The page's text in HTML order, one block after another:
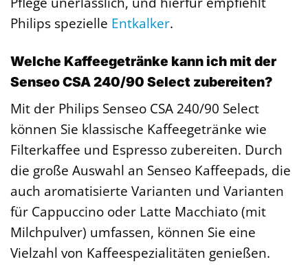
Philips spezielle Entkalker.
Welche Kaffeegetränke kann ich mit der
Senseo CSA 240/90 Select zubereiten?
Mit der Philips Senseo CSA 240/90 Select
können Sie klassische Kaffeegetränke wie
Filterkaffee und Espresso zubereiten. Durch
die große Auswahl an Senseo Kaffeepads, die
auch aromatisierte Varianten und Varianten
für Cappuccino oder Latte Macchiato (mit
Milchpulver) umfassen, können Sie eine
Vielzahl von Kaffeespezialitäten genießen.